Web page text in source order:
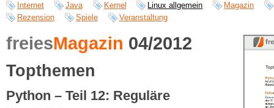
Internet
Java Kernel Linux allgemein
Magazin
Rezension
Spiele Veranstaltung
freiesMagazin 04/2012
Topthemen
Python – Teil 12: Reguläre